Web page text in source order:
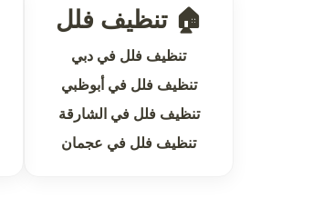
🏠 تنظيف فلل
تنظيف فلل في دبي
تنظيف فلل في أبوظبي
تنظيف فلل في الشارقة
تنظيف فلل في عجمان